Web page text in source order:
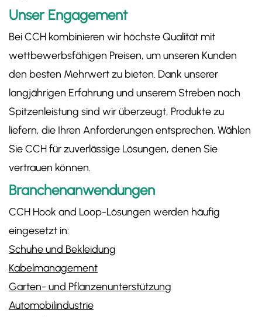
Unser Engagement
Bei CCH kombinieren wir höchste Qualität mit
wettbewerbsfähigen Preisen, um unseren Kunden
den besten Mehrwert zu bieten. Dank unserer
langjährigen Erfahrung und unserem Streben nach
Spitzenleistung sind wir überzeugt, Produkte zu
liefern, die Ihren Anforderungen entsprechen. Wählen
Sie CCH für zuverlässige Lösungen, denen Sie
vertrauen können.
Branchenanwendungen
CCH Hook and Loop-Lösungen werden häufig
eingesetzt in:
Schuhe und Bekleidung
Kabelmanagement
Garten- und Pflanzenunterstützung
Automobilindustrie